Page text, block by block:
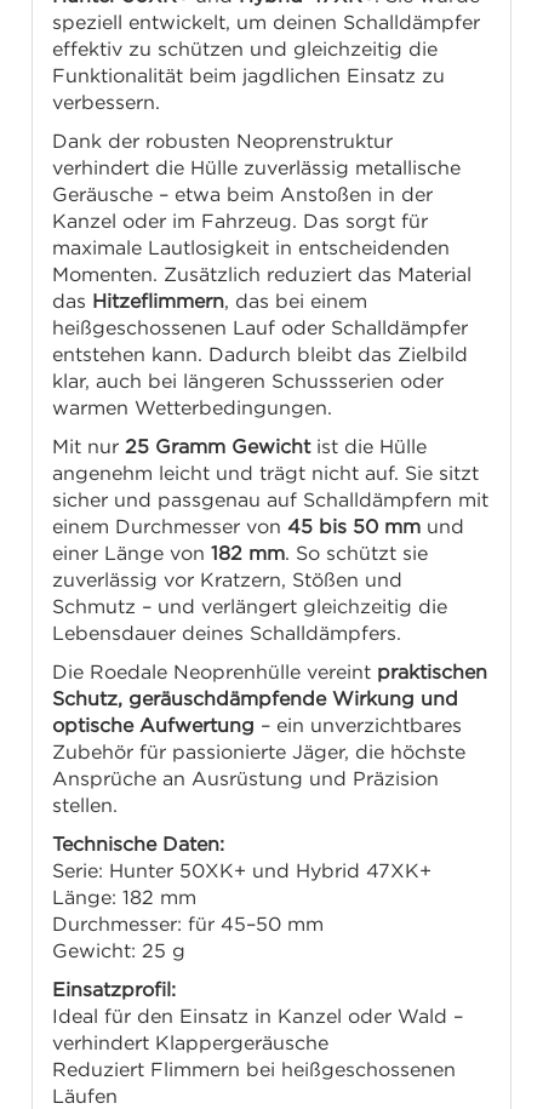
speziell entwickelt, um deinen Schalldämpfer
effektiv zu schützen und gleichzeitig die
Funktionalität beim jagdlichen Einsatz zu
verbessern.
Dank der robusten Neoprenstruktur
verhindert die Hülle zuverlässig metallische
Geräusche – etwa beim Anstoßen in der
Kanzel oder im Fahrzeug. Das sorgt für
maximale Lautlosigkeit in entscheidenden
Momenten. Zusätzlich reduziert das Material
das Hitzeflimmern, das bei einem
heißgeschossenen Lauf oder Schalldämpfer
entstehen kann. Dadurch bleibt das Zielbild
klar, auch bei längeren Schussserien oder
warmen Wetterbedingungen.
Mit nur25 Gramm Gewichtist die Hülle
angenehm leicht und trägt nicht auf. Sie sitzt
sicher und passgenau auf Schalldämpfern mit
einem Durchmesser von45 bis 50 mm und
einer Länge von182 mm. So schützt sie
zuverlässig vor Kratzern, Stößen und
Schmutz – und verlängert gleichzeitig die
Lebensdauer deines Schalldämpfers.
Die Roedale Neoprenhülle vereint praktischen
Schutz, geräuschdämpfende Wirkung und
optische Aufwertung – ein unverzichtbares
Zubehör für passionierte Jäger, die höchste
Ansprüche an Ausrüstung und Präzision
stellen.
Technische Daten:
Serie: Hunter 50XK+ und Hybrid 47XK+
Länge: 182 mm
Durchmesser: für 45–50 mm
Gewicht: 25 g
Einsatzprofil:
Ideal für den Einsatz in Kanzel oder Wald –
verhindert Klappergeräusche
Reduziert Flimmern bei heißgeschossenen
Läufen